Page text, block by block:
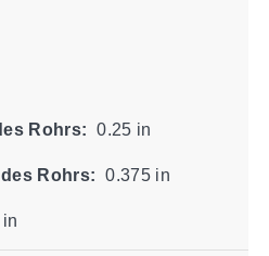
Rohrs: 0.25 in
Rohrs: 0.375 in